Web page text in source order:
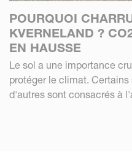
POURQUOI
KVERNELAND ?
EN HAUSSE
Le sol a une importance
protéger le climat.
d'autres sont consacrés à